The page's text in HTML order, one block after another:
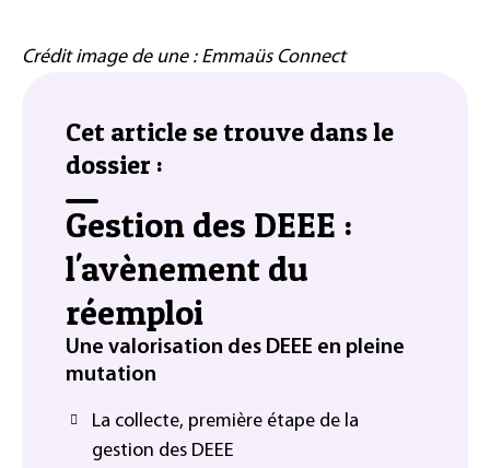
Crédit image de une : Emmaüs Connect
Cet article se trouve dans le
dossier :
Gestion des DEEE :
l'avènement du
réemploi
Une valorisation des DEEE en pleine
mutation
La collecte, première étape de la
gestion des DEEE